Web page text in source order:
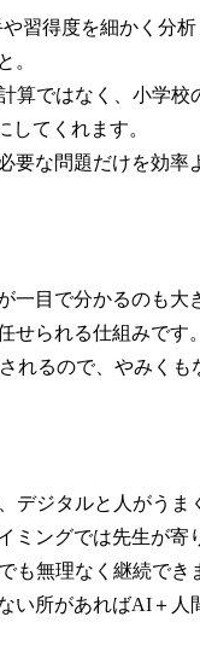
習得度を細かく分
。
ではなく、小学校
してくれます。
な問題だけを効率
目で分かるのも大
せられる仕組みです。
れるので、やみく
ジタルと人がうま
ングでは先生が寄
も無理なく継続でき
い所があればAI＋